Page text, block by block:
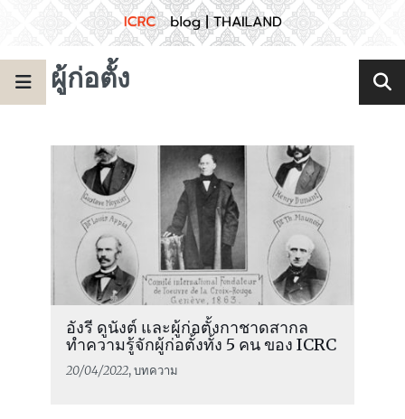
ผู้ก่อตั้ง
อังรี ดูนังต์ และผู้ก่อตั้งกาชาดสากล
ทำความรู้จักผู้ก่อตั้งทั้ง 5 คน ของ ICRC
20/04/2022, บทความ